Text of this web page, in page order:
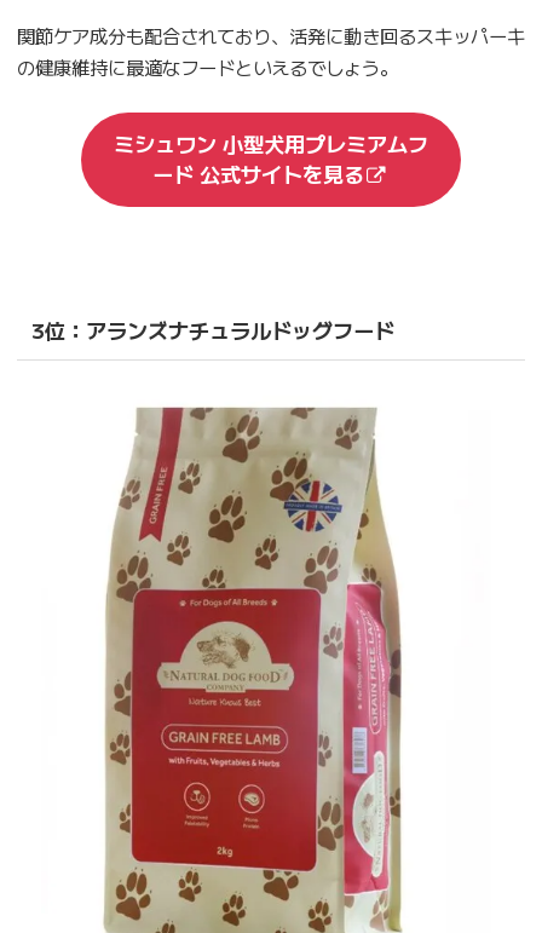
関節ケア成分も配合されており、活発に動き回るスキッパーキ
の健康維持に最適なフードといえるでしょう。
ミシュワン 小型犬用プレミアムフ
ード 公式サイトを見る
3位：アランズナチュラルドッグフード